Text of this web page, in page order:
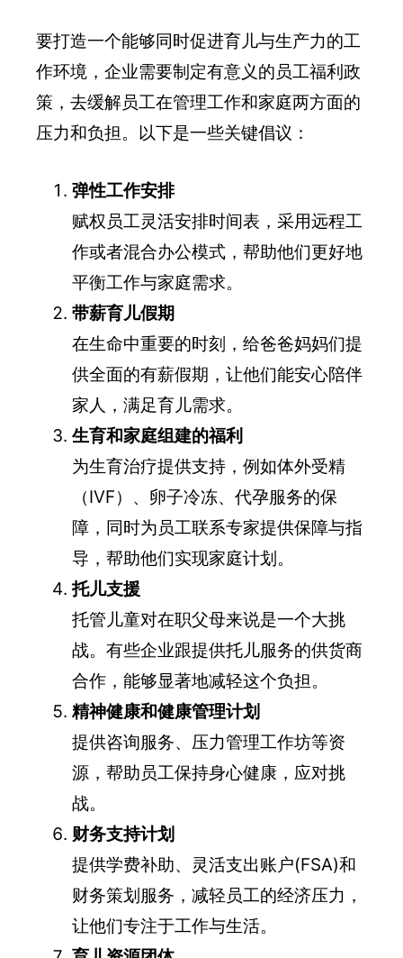
要打造一个能够同时促进育儿与生产力的工
作环境，企业需要制定有意义的员工福利政
策，去缓解员工在管理工作和家庭两方面的
压力和负担。以下是一些关键倡议：
弹性工作安排
赋权员工灵活安排时间表，采用远程工
作或者混合办公模式，帮助他们更好地
平衡工作与家庭需求。
带薪育儿假期
在生命中重要的时刻，给爸爸妈妈们提
供全面的有薪假期，让他们能安心陪伴
家人，满足育儿需求。
生育和家庭组建的福利
为生育治疗提供支持，例如体外受精
（IVF）、卵子冷冻、代孕服务的保
障，同时为员工联系专家提供保障与指
导，帮助他们实现家庭计划。
托儿支援
托管儿童对在职父母来说是一个大挑
战。有些企业跟提供托儿服务的供货商
合作，能够显著地减轻这个负担。
精神健康和健康管理计划
提供咨询服务、压力管理工作坊等资
源，帮助员工保持身心健康，应对挑
战。
财务支持计划
提供学费补助、灵活支出账户(FSA)和
财务策划服务，减轻员工的经济压力，
让他们专注于工作与生活。